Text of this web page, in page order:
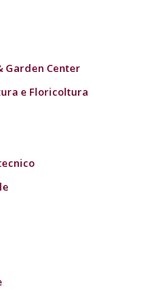
Garden Center
e Floricoltura